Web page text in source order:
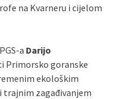
na Kvarneru i cijelom
a Darijo
Primorsko goranske
ekološkim
trajnim zagađivanjem